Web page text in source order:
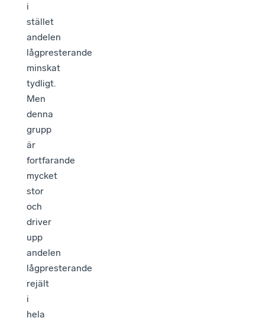
i
stället
andelen
lågpresterande
minskat
tydligt.
Men
denna
grupp
är
fortfarande
mycket
stor
och
driver
upp
andelen
lågpresterande
rejält
i
hela